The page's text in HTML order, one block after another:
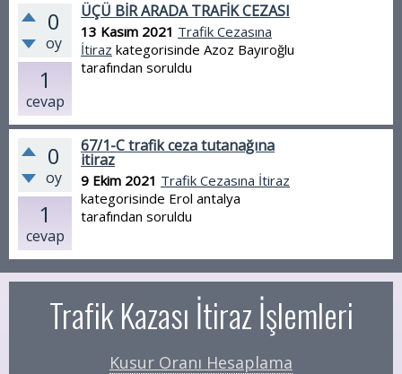
0
oy
1
cevap
ÜÇÜ BİR ARADA TRAFİK CEZASI
13 Kasım 2021 Trafik Cezasına
İtiraz kategorisinde Azoz Bayıroğlu
tarafından soruldu
0
oy
1
cevap
67/1-C trafik ceza tutanağına
itiraz
9 Ekim 2021 Trafik Cezasına İtiraz
kategorisinde Erol antalya
tarafından soruldu
Trafik Kazası İtiraz İşlemleri
Kusur Oranı Hesaplama